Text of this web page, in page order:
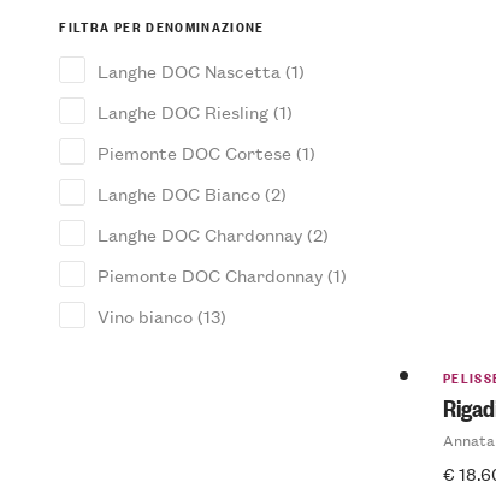
FILTRA PER DENOMINAZIONE
Langhe DOC Nascetta (1)
Langhe DOC Riesling (1)
Piemonte DOC Cortese (1)
Langhe DOC Bianco (2)
Langhe DOC Chardonnay (2)
Piemonte DOC Chardonnay (1)
Vino bianco (13)
€